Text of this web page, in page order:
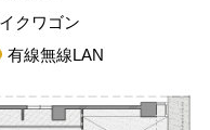
クワゴン
有線無線LAN